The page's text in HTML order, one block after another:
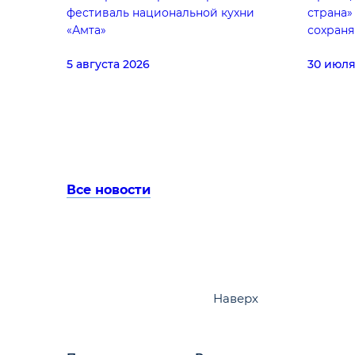
фестиваль национальной кухни
«Амта»
5 августа 2026 30
Все новости
Наверх